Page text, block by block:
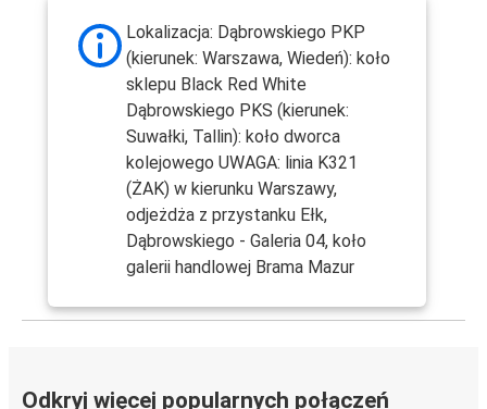
Lokalizacja: Dąbrowskiego PKP
(kierunek: Warszawa, Wiedeń): koło
sklepu Black Red White
Dąbrowskiego PKS (kierunek:
Suwałki, Tallin): koło dworca
kolejowego UWAGA: linia K321
(ŻAK) w kierunku Warszawy,
odjeżdża z przystanku Ełk,
Dąbrowskiego - Galeria 04, koło
galerii handlowej Brama Mazur
Odkryj więcej popularnych połączeń